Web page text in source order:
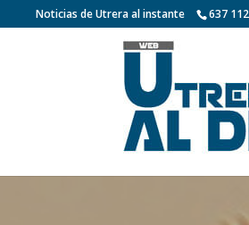
Noticias de Utrera al instante 637